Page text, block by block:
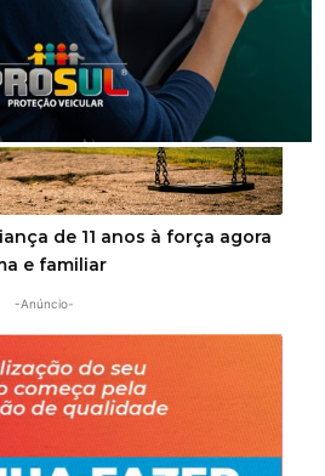
de 11 anos à força agora
e familiar
-Anúncio-